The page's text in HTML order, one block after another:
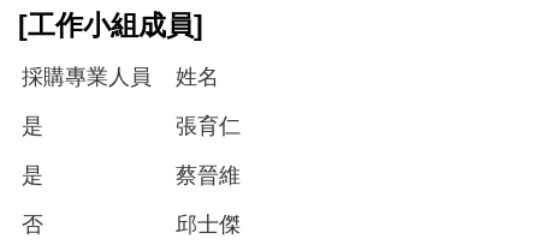
[工作小組成員]
採購專業人員 姓名
是 張育仁
是 蔡晉維
否 邱士傑